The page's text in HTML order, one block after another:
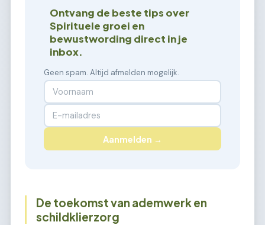
Ontvang de beste tips over
Spirituele groei en
bewustwording direct in je
inbox.
Geen spam. Altijd afmelden mogelijk.
Aanmelden →
De toekomst van ademwerk en
schildklierzorg